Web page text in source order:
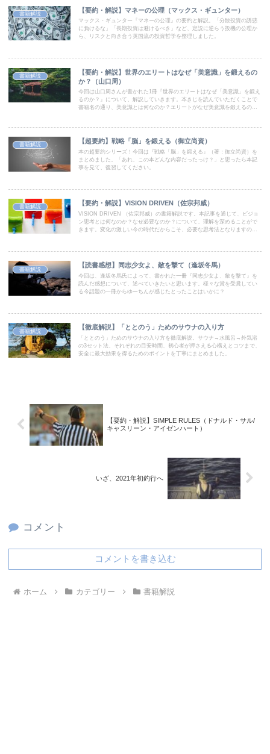
書籍解説
【要約・解説】マネーの公理（マックス・ギュンター）
マックス・ギュンター『マネーの公理』の要約と解説。「分散投資の誘惑
に負けるな」「長期投資は避けるべき」など、定説に逆らう投機の公理か
ら、リスクと向き合う英国流の投資哲学を整理しました。
書籍解説
【要約・解説】世界のエリートはなぜ「美意識」を鍛えるの
か？（山口周）
今回は山口周さんが書かれた1冊『世界のエリートはなぜ「美意識」を鍛え
るのか？』について、解説していきます。本きじを読んでいただくことで
書籍名の通り、美意識とは何なのか？エリートがなぜ美意識を鍛えるの
書籍解説
【超要約】戦略「脳」を鍛える（御立尚資）
本の超要約シリーズ！今回は『戦略「脳」を鍛える』（著：御立尚資）を
まとめました。「あれ、この本どんな内容だったっけ？」と思ったら本記
事を見て、復習してください。
書籍解説
【要約・解説】VISION DRIVEN（佐宗邦威）
VISION DRIVEN （佐宗邦威）の書籍解説です。本記事を通じて、ビジョ
ン思考とは何なのか？なぜ必要なのか？について、理解を深めることがで
きます。変化の激しい今の時代だからこそ、必要な思考法となりますの
書籍解説
【読書感想】同志少女よ、敵を撃て（逢坂冬馬）
今回は、逢坂冬馬氏によって、書かれた一冊『同志少女よ、敵を撃て』を
読んだ感想について、述べていきたいと思います。様々な賞を受賞してい
る今話題の一冊からゆーちんが感じたとったことはいかに？
書籍解説
【徹底解説】「ととのう」ためのサウナの入り方
「ととのう」ためのサウナの入り方を徹底解説。サウナ→水風呂→外気浴
の3セット法、それぞれの目安時間、初心者が押さえる心構えとコツまで、
安全に最大効果を得るためのポイントを丁寧にまとめました。
【要約・解説】SIMPLE RULES（ドナルド・サル/
キャスリーン・アイゼンハート）
いざ、2021年初釣行へ
コメント
コメントを書き込む
ホーム カテゴリー 書籍解説